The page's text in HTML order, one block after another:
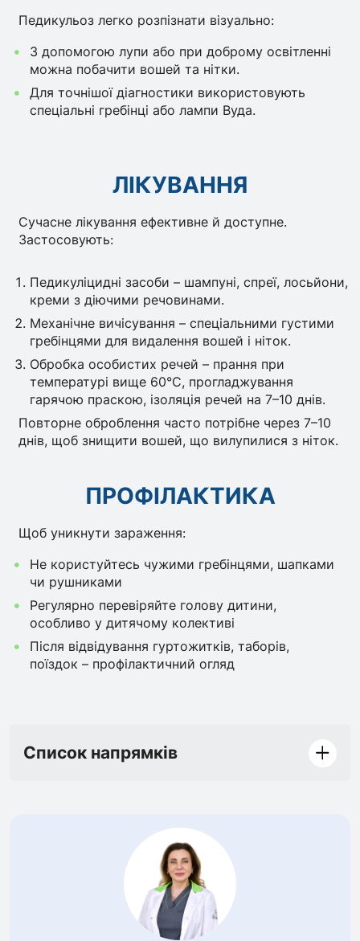
Педикульоз легко розпізнати візуально:
З допомогою лупи або при доброму освітленні
можна побачити вошей та нітки.
Для точнішої діагностики використовують
спеціальні гребінці або лампи Вуда.
ЛІКУВАННЯ
Сучасне лікування ефективне й доступне.
Застосовують:
Педикуліцидні засоби – шампуні, спреї, лосьйони,
креми з діючими речовинами.
Механічне вичісування – спеціальними густими
гребінцями для видалення вошей і ніток.
Обробка особистих речей – прання при
температурі вище 60°C, прогладжування
гарячою праскою, ізоляція речей на 7–10 днів.
Повторне оброблення часто потрібне через 7–10
днів, щоб знищити вошей, що вилупилися з ніток.
ПРОФІЛАКТИКА
Щоб уникнути зараження:
Не користуйтесь чужими гребінцями, шапками
чи рушниками
Регулярно перевіряйте голову дитини,
особливо у дитячому колективі
Після відвідування гуртожитків, таборів,
поїздок – профілактичний огляд
Список напрямків